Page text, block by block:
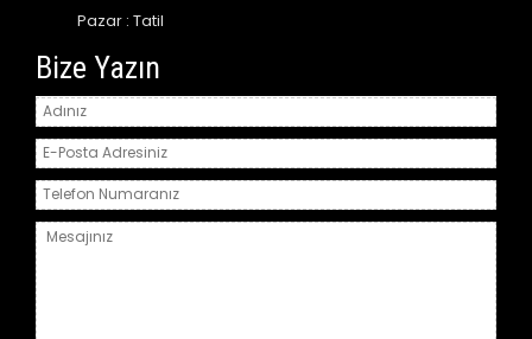
Pazar : Tatil
Bize Yazın